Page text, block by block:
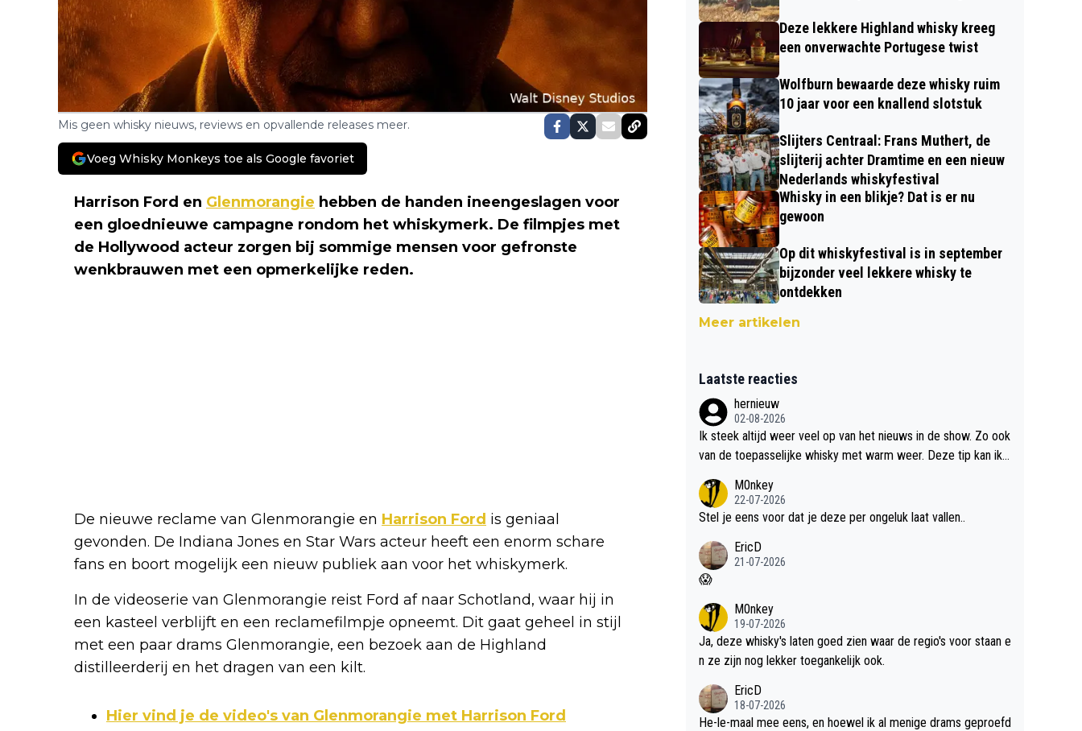
Mis geen whisky nieuws, reviews en opvallende releases meer.
Voeg Whisky Monkeys toe als Google favoriet
Harrison Ford en Glenmorangie hebben de handen ineengeslagen voor
een gloednieuwe campagne rondom het whiskymerk. De filmpjes met
de Hollywood acteur zorgen bij sommige mensen voor gefronste
wenkbrauwen met een opmerkelijke reden.
De nieuwe reclame van Glenmorangie en Harrison Ford is geniaal
gevonden. De Indiana Jones en Star Wars acteur heeft een enorm schare
fans en boort mogelijk een nieuw publiek aan voor het whiskymerk.
In de videoserie van Glenmorangie reist Ford af naar Schotland, waar hij in
een kasteel verblijft en een reclamefilmpje opneemt. Dit gaat geheel in stijl
met een paar drams Glenmorangie, een bezoek aan de Highland
distilleerderij en het dragen van een kilt.
Hier vind je de video's van Glenmorangie met Harrison Ford
Deze lekkere Highland whisky kreeg
een onverwachte Portugese twist
Wolfburn bewaarde deze whisky ruim
10 jaar voor een knallend slotstuk
Slijters Centraal: Frans Muthert, de
slijterij achter Dramtime en een nieuw
Nederlands whiskyfestival
Whisky in een blikje? Dat is er nu
gewoon
Op dit whiskyfestival is in september
bijzonder veel lekkere whisky te
ontdekken
Meer artikelen
Laatste reacties
hernieuw
02-08-2026
Ik steek altijd weer veel op van het nieuws in de show. Zo ook
van de toepasselijke whisky met warm weer. Deze tip kan ik
M0nkey
22-07-2026
Stel je eens voor dat je deze per ongeluk laat vallen..
EricD
21-07-2026
😱
M0nkey
19-07-2026
Ja, deze whisky's laten goed zien waar de regio's voor staan e
n ze zijn nog lekker toegankelijk ook.
EricD
18-07-2026
He-le-maal mee eens, en hoewel ik al menige drams geproefd